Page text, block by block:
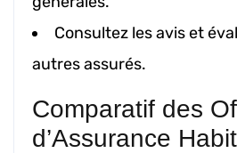
Consultez les avis et
autres assurés.
Comparatif des
d’Assurance